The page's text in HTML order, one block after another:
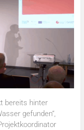
bereits hinter
gefunden“,